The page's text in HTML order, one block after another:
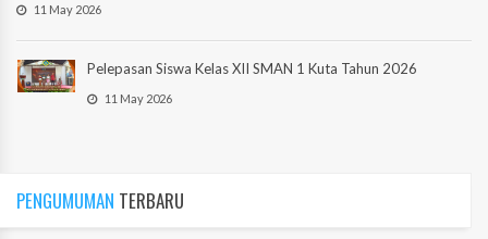
11 May 2026
Pelepasan Siswa Kelas XII SMAN 1 Kuta Tahun 2026
11 May 2026
PENGUMUMAN TERBARU